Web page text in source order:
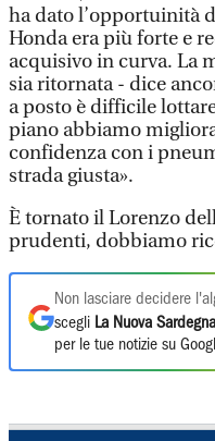
ha dato l’opportuinità
Honda era più forte e
acquisivo in curva. La
sia ritornata - dice
a posto è difficile
piano abbiamo
confidenza con i
strada giusta».
È tornato il Lorenzo
prudenti, dobbiamo
Non lasciare decidere
scegli La Nuova Sardegna
per le tue notizie su